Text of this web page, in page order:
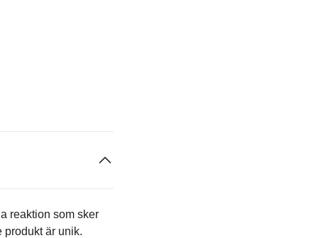
reaktion som sker
produkt är unik.